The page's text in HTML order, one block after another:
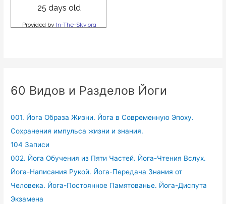
60 Видов и Разделов Йоги
001. Йога Образа Жизни. Йога в Современную Эпоху.
Сохранения импульса жизни и знания.
104 Записи
002. Йога Обучения из Пяти Частей. Йога-Чтения Вслух.
Йога-Написания Рукой. Йога-Передача Знания от
Человека. Йога-Постоянное Памятованье. Йога-Диспута
Экзамена